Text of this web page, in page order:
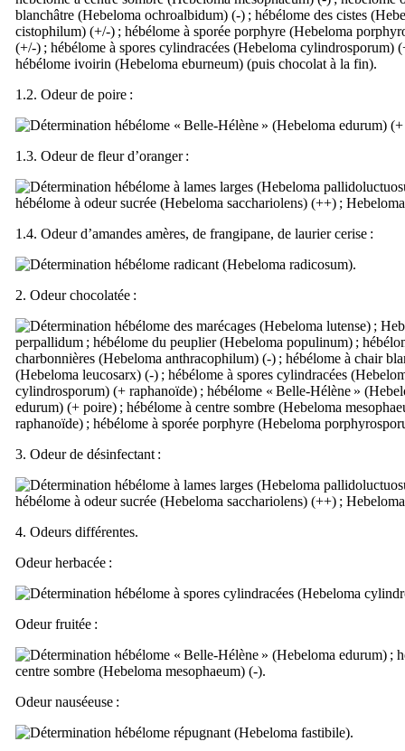
blanchâtre (Hebeloma ochroalbidum) (-) ; hébélome des cistes (
cistophilum) (+/-) ; hébélome à sporée porphyre (Hebeloma
(+/-) ; hébélome à spores cylindracées (Hebeloma cylindrosporum)
hébélome ivoirin (Hebeloma eburneum) (puis chocolat à la fin).
1.2. Odeur de poire :
hébélome « Belle-Hélène » (Hebeloma edurum)
1.3. Odeur de fleur d’oranger :
hébélome à lames larges (Hebeloma
hébélome à odeur sucrée (Hebeloma sacchariolens) (++) ;
1.4. Odeur d’amandes amères, de frangipane, de laurier cerise :
hébélome radicant (Hebeloma radicosum).
2. Odeur chocolatée :
hébélome des marécages (Hebeloma lutense) ;
perpallidum ; hébélome du peuplier (Hebeloma populinum) ;
charbonnières (Hebeloma anthracophilum) (-) ; hébélome à chair
(Hebeloma leucosarx) (-) ; hébélome à spores cylindracées (
cylindrosporum) (+ raphanoïde) ; hébélome « Belle-Hélène » (
edurum) (+ poire) ; hébélome à centre sombre (Hebeloma
raphanoïde) ; hébélome à sporée porphyre (Hebeloma
3. Odeur de désinfectant :
hébélome à lames larges (Hebeloma
hébélome à odeur sucrée (Hebeloma sacchariolens) (++) ;
4. Odeurs différentes.
Odeur herbacée :
hébélome à spores cylindracées (Hebeloma
Odeur fruitée :
hébélome « Belle-Hélène » (Hebeloma edurum) ;
centre sombre (Hebeloma mesophaeum) (-).
Odeur nauséeuse :
hébélome répugnant (Hebeloma fastibile).